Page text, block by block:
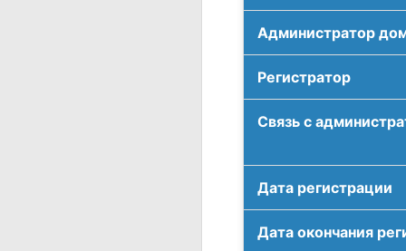
Администратор
Регистратор
Связь с
Дата регистрации
Дата окончания